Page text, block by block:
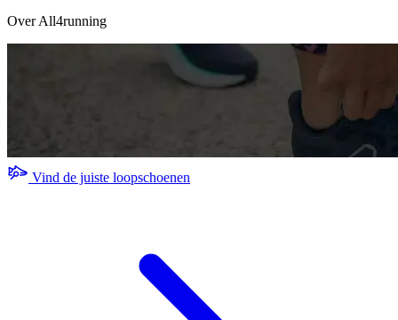
Over All4running
Vind de juiste loopschoenen